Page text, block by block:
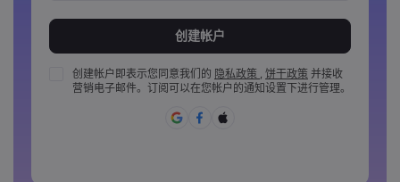
密码必须至少包含 1 个大写字母
密码必须至少包含 1 个小写字母
密码必须包含 ~!@#£%^&amp;*()_-+=:;&lt;&gt;{,[]?,.
创建帐户即表示您同意我们的 隐私政策 , 饼干政策 并接收
营销电子邮件。订阅可以在您帐户的通知设置下进行管理。